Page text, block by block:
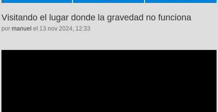
Visitando el lugar donde la gravedad no funciona
por manuel el 13 nov 2024, 12:33